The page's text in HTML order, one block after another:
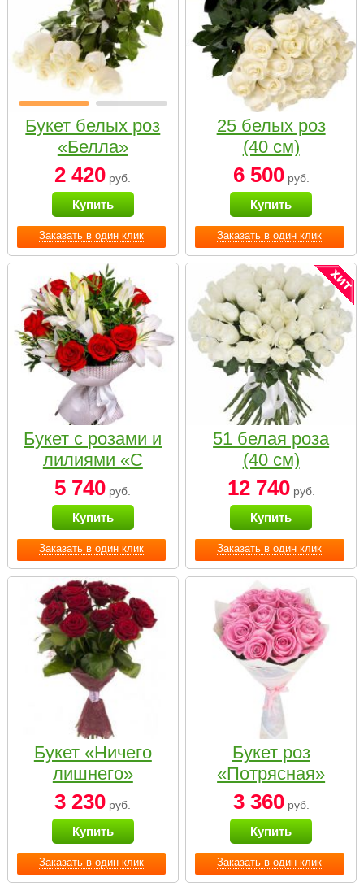
Заказать в один клик
Букет белых роз
«Белла»
2 420 руб.
Купить
Заказать в один клик
25 белых роз
(40 см)
6 500руб.
Купить
Заказать в один клик
Букет с розами и
лилиями «С
наилучшими
пожеланиями»
5 740 руб.
Купить
Заказать в один клик
51 белая роза
(40 см)
12 740руб.
Купить
Заказать в один клик
Букет «Ничего
лишнего»
3 230 руб.
Купить
Заказать в один клик
Букет роз
«Потрясная»
3 360руб.
Купить